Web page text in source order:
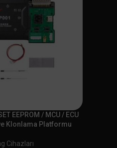
EEPROM / MCU / ECU
Klonlama Platformu
Cihazları